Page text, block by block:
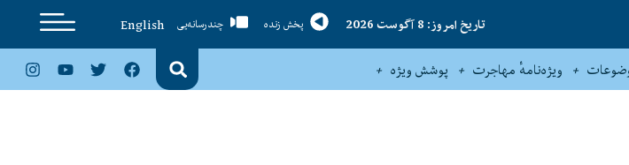
تاریخ امروز: 8 آگوست 2026 پخش زنده چندرسانه‌یی
English
ویژه‌نامهٔ مهاجرت پوشش ویژه